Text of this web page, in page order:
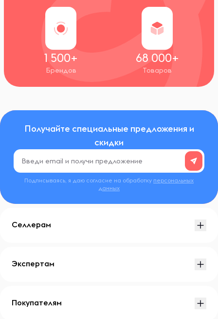
1 500+
Брендов
68 000+
Товаров
Получайте специальные предложения и
скидки
Подписываясь, я даю согласие на обработку персональных
данных
Селлерам
Экспертам
Покупателям